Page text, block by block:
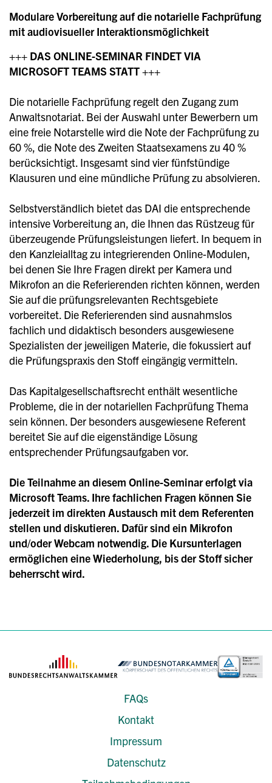
Modulare Vorbereitung auf die notarielle Fachprüfung
mit audiovisueller Interaktionsmöglichkeit
+++ DAS ONLINE-SEMINAR FINDET VIA
MICROSOFT TEAMS STATT +++
Die notarielle Fachprüfung regelt den Zugang zum
Anwaltsnotariat. Bei der Auswahl unter Bewerbern um
eine freie Notarstelle wird die Note der Fachprüfung zu
60 %, die Note des Zweiten Staatsexamens zu 40 %
berücksichtigt. Insgesamt sind vier fünfstündige
Klausuren und eine mündliche Prüfung zu absolvieren.
Selbstverständlich bietet das DAI die entsprechende
intensive Vorbereitung an, die Ihnen das Rüstzeug für
überzeugende Prüfungsleistungen liefert. In bequem in
den Kanzleialltag zu integrierenden Online-Modulen,
bei denen Sie Ihre Fragen direkt per Kamera und
Mikrofon an die Referierenden richten können, werden
Sie auf die prüfungsrelevanten Rechtsgebiete
vorbereitet. Die Referierenden sind ausnahmslos
fachlich und didaktisch besonders ausgewiesene
Spezialisten der jeweiligen Materie, die fokussiert auf
die Prüfungspraxis den Stoff eingängig vermitteln.
Das Kapitalgesellschaftsrecht enthält wesentliche
Probleme, die in der notariellen Fachprüfung Thema
sein können. Der besonders ausgewiesene Referent
bereitet Sie auf die eigenständige Lösung
entsprechender Prüfungsaufgaben vor.
Die Teilnahme an diesem Online-Seminar erfolgt via
Microsoft Teams. Ihre fachlichen Fragen können Sie
jederzeit im direkten Austausch mit dem Referenten
stellen und diskutieren. Dafür sind ein Mikrofon
und/oder Webcam notwendig. Die Kursunterlagen
ermöglichen eine Wiederholung, bis der Stoff sicher
beherrscht wird.
FAQs
Kontakt
Impressum
Datenschutz